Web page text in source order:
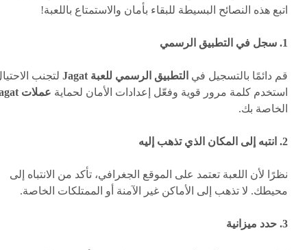
اتبع هذه النصائح البسيطة للبقاء بأمان والاستمتاع باللعبة!
1. سجل في التطبيق الرسمي
قم دائمًا بالتسجيل في التطبيق الرسمي للعبة Jagat
لتجنب
استخدم كلمة مرور قوية وفعّل إعدادات الأمان لحماية عملات Jagat
الخاصة بك.
2. انتبه إلى المكان الذي تذهب إليه
نظرًا لأن اللعبة تعتمد على الموقع الجغرافي، تأكد من الانتباه إلى
محيطك. لا تذهب إلى الأماكن غير الآمنة أو الممتلكات الخاصة.
3. حدد ميزانية